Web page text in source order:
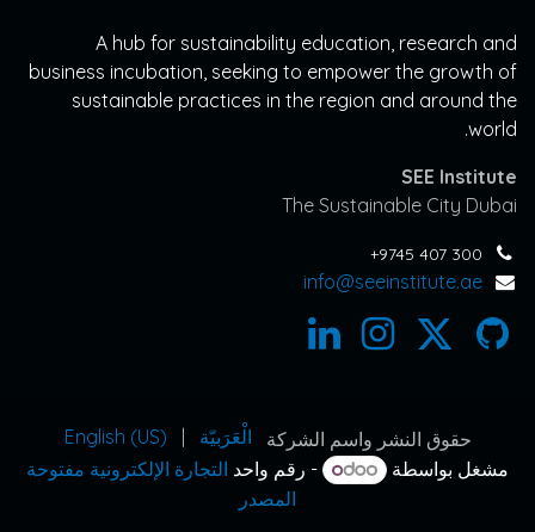
A hub for sustainability education, research and
business incubation, seeking to empower the growth of
sustainable practices in the region and around the
world.
SEE Institute
The Sustainable City Dubai
+9745 407 300
info@seeinstitute.ae
حقوق النشر واسم الشركة الْعَرَبيّة |
English (US)
مشغل بواسطة
- رقم واحد التجارة الإلكترونية مفتوحة
المصدر